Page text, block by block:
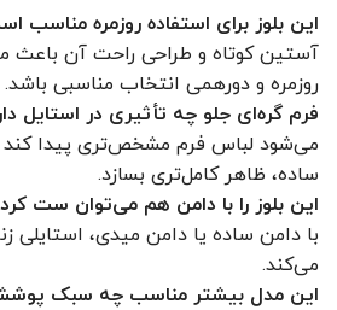
این بلوز برای استفاده روزمره مناسب
آستین کوتاه و طراحی راحت آن باعث
روزمره و دورهمی انتخاب مناسبی باشد.
فرم گره‌ای جلو چه تأثیری در استایل
می‌شود لباس فرم مشخص‌تری پیدا کند
ساده، ظاهر کامل‌تری بسازد.
این بلوز را با دامن هم می‌توان ست
با دامن ساده یا دامن میدی، استایلی
می‌کند.
این مدل بیشتر مناسب چه سبک